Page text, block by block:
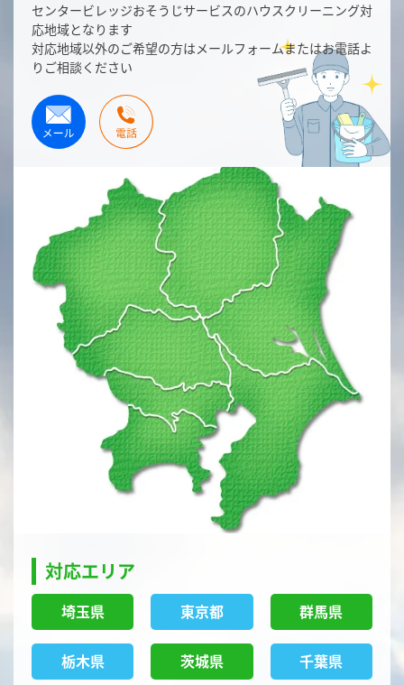
センタービレッジおそうじサービスのハウスクリーニング対
応地域となります
対応地域以外のご希望の方はメールフォームまたはお電話よ
りご相談ください
対応エリア
埼玉県 東京都 群馬県
栃木県 茨城県 千葉県